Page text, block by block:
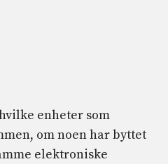
enheter som
om noen har byttet
elektroniske